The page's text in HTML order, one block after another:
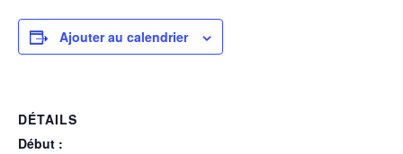
Ajouter au calendrier
DÉTAILS
Début :